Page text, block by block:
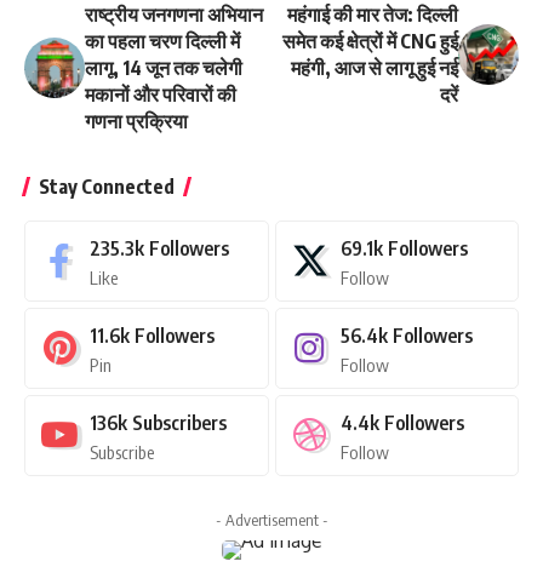
राष्ट्रीय जनगणना अभियान
का पहला चरण दिल्ली में
लागू, 14 जून तक चलेगी
मकानों और परिवारों की
गणना प्रक्रिया
महंगाई की मार तेज: दिल्ली
समेत कई क्षेत्रों में CNG हुई
महंगी, आज से लागू हुई नई
दरें
Stay Connected
235.3k Followers
Like
69.1k Followers
Follow
11.6k Followers
Pin
56.4k Followers
Follow
136k Subscribers
Subscribe
4.4k Followers
Follow
- Advertisement -